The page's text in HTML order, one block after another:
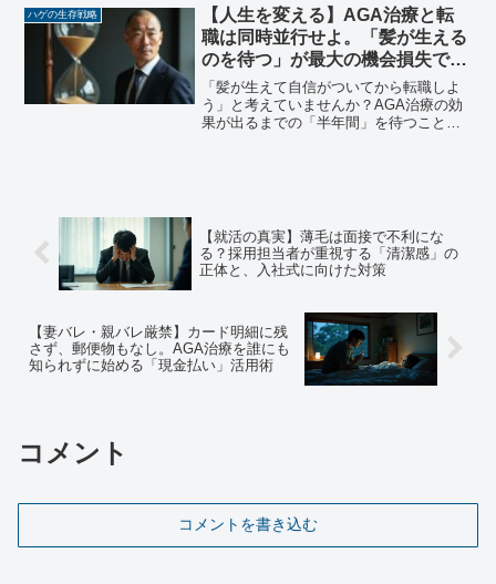
ゲを気にすると面接で不利になるのか、
その心理的メカニズムと解決策を解説し
ます。
ハゲの生存戦略
【人生を変える】AGA治療と転
職は同時並行せよ。「髪が生える
のを待つ」が最大の機会損失であ
る理由
「髪が生えて自信がついてから転職しよ
う」と考えていませんか？AGA治療の効
果が出るまでの「半年間」を待つことは
【就活の真実】薄毛は面接で不利にな
る？採用担当者が重視する「清潔感」の
正体と、入社式に向けた対策
【妻バレ・親バレ厳禁】カード明細に残
さず、郵便物もなし。AGA治療を誰にも
知られずに始める「現金払い」活用術
コメント
コメントを書き込む